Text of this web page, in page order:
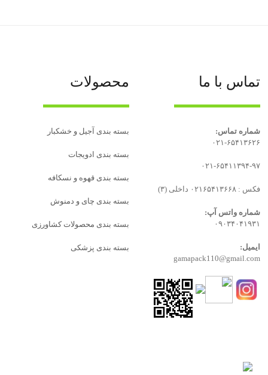
تماس با ما
شماره تماس:
۰۲۱-۶۵۴۱۳۶۲۶
۰۲۱-۶۵۴۱۱۳۹۴-۹۷
فکس : ۰۲۱۶۵۴۱۳۶۶۸ داخلی (۳)
شماره واتس آپ:
۰۹۰۳۴۰۴۱۹۳۱
ایمیل:
gamapack110@gmail.com
محصولات
بسته بندی آجیل و خشکبار
بسته‌ بندی ادویجات
بسته بندی قهوه و نسکافه
بسته بندی چای و دمنوش
بسته بندی محصولات کشاورزی
بسته بندی پزشکی